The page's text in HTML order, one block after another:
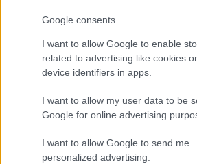
Google consents
I want to allow Google to enable
related to advertising like cookies
device identifiers in apps.
I want to allow my user data to be
Google for online advertising
I want to allow Google to send me
personalized advertising.
„Luxusdilettánsként
2016. április 05.